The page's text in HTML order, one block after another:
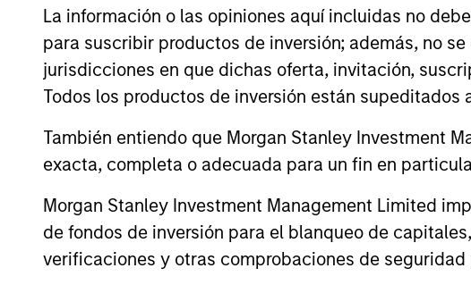
La información o las opiniones aquí incluidas no
para suscribir productos de inversión; además, no
jurisdicciones en que dichas oferta, invitación,
Todos los productos de inversión están
También entiendo que Morgan Stanley Investment
exacta, completa o adecuada para un fin en
Morgan Stanley Investment Management Limited
de fondos de inversión para el blanqueo de
verificaciones y otras comprobaciones de seguridad
Morgan Stanley
Morgan Stanley